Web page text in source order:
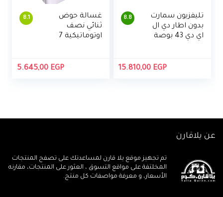
8.8
تليفزيون سمارت
بدون اطار دي ال
اي دي 43 بوصة
15.810,00 EGP
8.1
غسالة حوض
ثنائي نصف
اوتوماتيكية 7
5.645,00 EGP
عن يلاقارن
تم تجهيز موقع يلا قارن لمساعدتك على تصفح المنتجات
المخلتفة على مواقع التسوق ، العثور على المنتجات، مقارنه
الأسعار، و معرفة مواصفات كل منتج.